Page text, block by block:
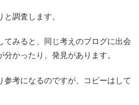
調査します。
てみると、同じ考えのブログに出会
分かったり、発見があります。
参考になるのですが、コピーはして